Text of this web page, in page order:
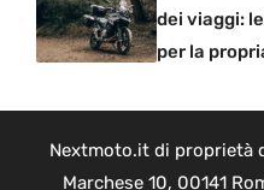
dei viaggi:
per la
Nextmoto.it di proprietà
Marchese 10, 00141